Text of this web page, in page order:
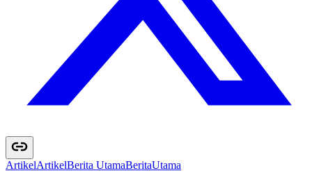
ArtikelArtikelBerita UtamaBeritaUtama